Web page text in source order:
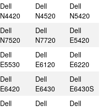
Dell
N4420
Dell
N4520
Dell
N5420
Dell
N7520
Dell
N7720
Dell
E5420
Dell
E5530
Dell
E6120
Dell
E6220
Dell
E6420
Dell
E6430
Dell
E6430S
Dell
Dell
Dell